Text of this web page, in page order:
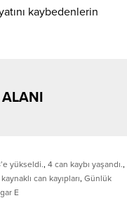
kaybedenlerin
yükseldi., 4 can kaybı yaşandı.,
can kayıpları, Günlük
E